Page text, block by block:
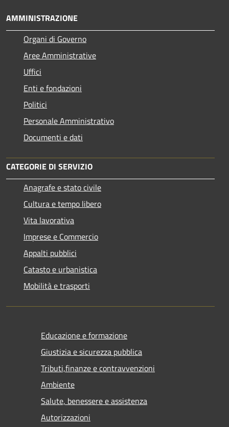
AMMINISTRAZIONE
Organi di Governo
Aree Amministrative
Uffici
Enti e fondazioni
Politici
Personale Amministrativo
Documenti e dati
CATEGORIE DI SERVIZIO
Anagrafe e stato civile
Cultura e tempo libero
Vita lavorativa
Imprese e Commercio
Appalti pubblici
Catasto e urbanistica
Mobilità e trasporti
Educazione e formazione
Giustizia e sicurezza pubblica
Tributi,finanze e contravvenzioni
Ambiente
Salute, benessere e assistenza
Autorizzazioni